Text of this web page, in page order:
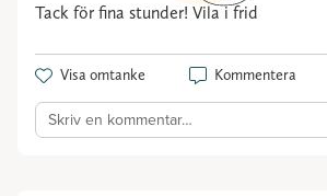
Tack för fina stunder! Vila i frid
Visa omtanke Kommentera
Skriv en kommentar…